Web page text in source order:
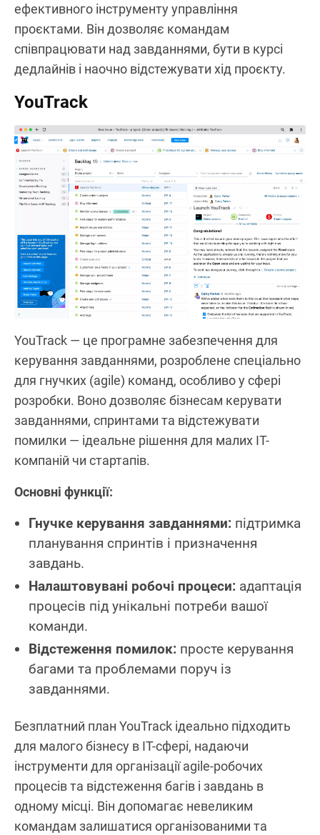
ефективного інструменту управління
проєктами. Він дозволяє командам
співпрацювати над завданнями, бути в курсі
дедлайнів і наочно відстежувати хід проєкту.
YouTrack
YouTrack — це програмне забезпечення для
керування завданнями, розроблене спеціально
для гнучких (agile) команд, особливо у сфері
розробки. Воно дозволяє бізнесам керувати
завданнями, спринтами та відстежувати
помилки — ідеальне рішення для малих IT-
компаній чи стартапів.
Основні функції:
Гнучке керування завданнями: підтримка
планування спринтів і призначення
завдань.
Налаштовувані робочі процеси: адаптація
процесів під унікальні потреби вашої
команди.
Відстеження помилок: просте керування
багами та проблемами поруч із
завданнями.
Безплатний план YouTrack ідеально підходить
для малого бізнесу в IT-сфері, надаючи
інструменти для організації agile-робочих
процесів та відстеження багів і завдань в
одному місці. Він допомагає невеликим
командам залишатися організованими та